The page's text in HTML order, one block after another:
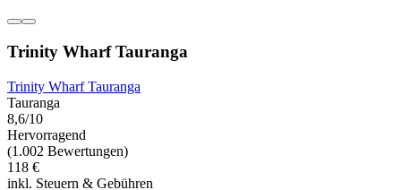
Trinity Wharf Tauranga
Trinity Wharf Tauranga
Tauranga
8,6/10
Hervorragend
(1.002 Bewertungen)
118 €
inkl. Steuern & Gebühren